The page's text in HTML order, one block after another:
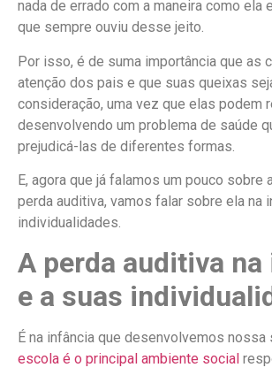
nada de errado com a maneira como ela
que sempre ouviu desse jeito.
Por isso, é de suma importância que as
atenção dos pais e que suas queixas
consideração, uma vez que elas podem
desenvolvendo um problema de saúde
prejudicá-las de diferentes formas.
E, agora que já falamos um pouco sobre
perda auditiva, vamos falar sobre ela na
individualidades.
A perda auditiva
e a suas
É na infância que desenvolvemos nossa
escola é o principal ambiente social